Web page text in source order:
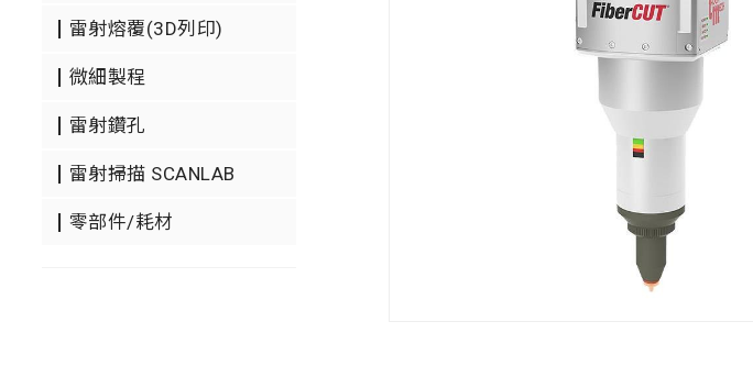
雷射熔覆(3D列印)
微細製程
雷射鑽孔
雷射掃描 SCANLAB
零部件/耗材